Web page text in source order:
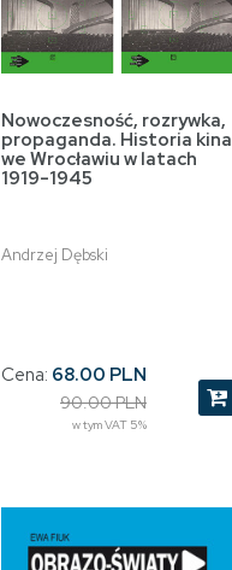
Nowoczesność, rozrywka,
propaganda. Historia kina
we Wrocławiu w latach
1919-1945
Andrzej Dębski
Cena: 68.00 PLN
90.00 PLN
w tym VAT 5%